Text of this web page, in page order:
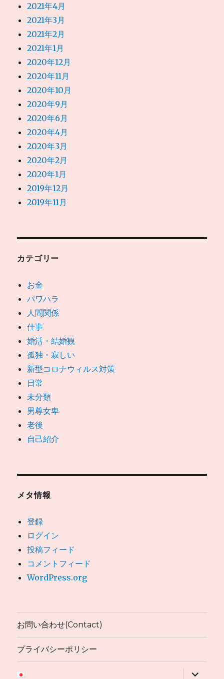
2021年4月
2021年3月
2021年2月
2021年1月
2020年12月
2020年11月
2020年10月
2020年9月
2020年6月
2020年4月
2020年3月
2020年2月
2020年1月
2019年12月
2019年11月
カテゴリー
お金
パワハラ
人間関係
仕事
婚活・結婚観
孤独・寂しい
新型コロナウィルス対策
日常
未分類
男尊女卑
老後
自己紹介
メタ情報
登録
ログイン
投稿フィード
コメントフィード
WordPress.org
お問い合わせ(Contact)
プライバシーポリシー
サ